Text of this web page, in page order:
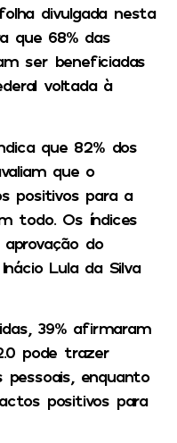
divulgada nesta
que 68% das
ser beneficiadas
voltada à
que 82% dos
que o
positivos para a
todo. Os índices
do
Lula da Silva
39% afirmaram
pode trazer
enquanto
positivos para